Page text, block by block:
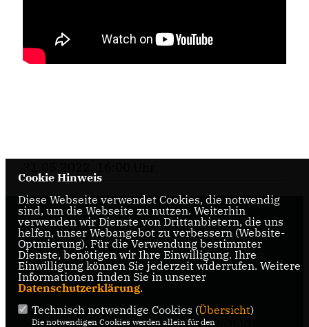
Internetseite der CDU-Fraktion im Rat der Stadt
Braunschweig, mit aktuellen Informationen rund
um die Kommunalpolitik in der zweitgrößten Stadt
Niedersachsens.
IMPRESSUM DATENSCHUTZ KONTAKT
Cookie Hinweis
Diese Webseite verwendet Cookies, die notwendig
sind, um die Webseite zu nutzen. Weiterhin
verwenden wir Dienste von Drittanbietern, die uns
helfen, unser Webangebot zu verbessern (Website-
Optmierung). Für die Verwendung bestimmter
Dienste, benötigen wir Ihre Einwilligung. Ihre
Einwilligung können Sie jederzeit widerrufen. Weitere
Informationen finden Sie in unserer
Datenschutzerklärung.
Technisch notwendige Cookies (Übersicht)
Die notwendigen Cookies werden allein für den